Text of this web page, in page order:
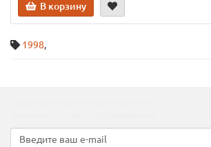
В корзину
1998,